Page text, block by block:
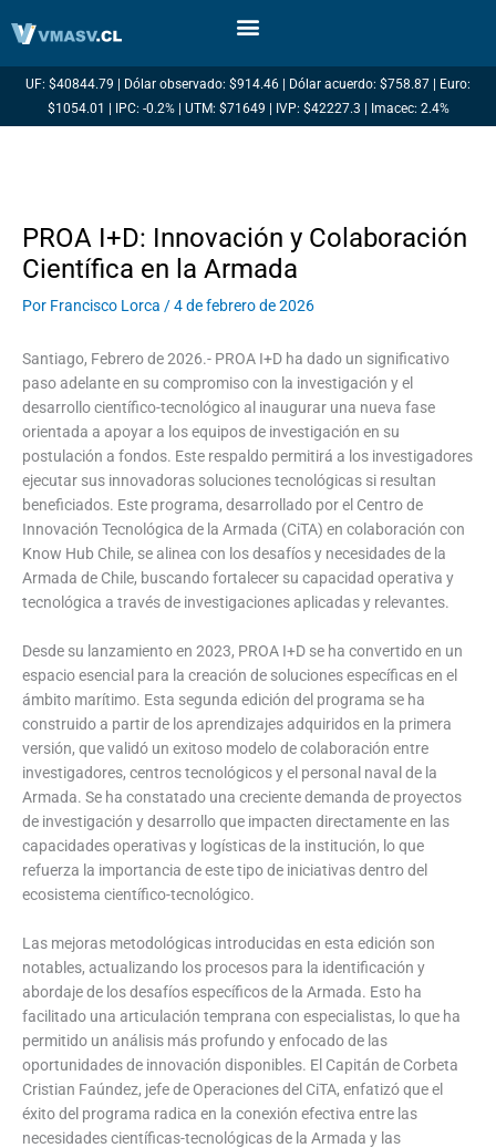
UF: $40844.79 | Dólar observado: $914.46 | Dólar acuerdo: $758.87 | Euro:
$1054.01 | IPC: -0.2% | UTM: $71649 | IVP: $42227.3 | Imacec: 2.4%
PROA I+D: Innovación y Colaboración
Científica en la Armada
Por Francisco Lorca /4 de febrero de 2026
Santiago, Febrero de 2026.- PROA I+D ha dado un significativo
paso adelante en su compromiso con la investigación y el
desarrollo científico-tecnológico al inaugurar una nueva fase
orientada a apoyar a los equipos de investigación en su
postulación a fondos. Este respaldo permitirá a los investigadores
ejecutar sus innovadoras soluciones tecnológicas si resultan
beneficiados. Este programa, desarrollado por el Centro de
Innovación Tecnológica de la Armada (CiTA) en colaboración con
Know Hub Chile, se alinea con los desafíos y necesidades de la
Armada de Chile, buscando fortalecer su capacidad operativa y
tecnológica a través de investigaciones aplicadas y relevantes.
Desde su lanzamiento en 2023, PROA I+D se ha convertido en un
espacio esencial para la creación de soluciones específicas en el
ámbito marítimo. Esta segunda edición del programa se ha
construido a partir de los aprendizajes adquiridos en la primera
versión, que validó un exitoso modelo de colaboración entre
investigadores, centros tecnológicos y el personal naval de la
Armada. Se ha constatado una creciente demanda de proyectos
de investigación y desarrollo que impacten directamente en las
capacidades operativas y logísticas de la institución, lo que
refuerza la importancia de este tipo de iniciativas dentro del
ecosistema científico-tecnológico.
Las mejoras metodológicas introducidas en esta edición son
notables, actualizando los procesos para la identificación y
abordaje de los desafíos específicos de la Armada. Esto ha
facilitado una articulación temprana con especialistas, lo que ha
permitido un análisis más profundo y enfocado de las
oportunidades de innovación disponibles. El Capitán de Corbeta
Cristian Faúndez, jefe de Operaciones del CiTA, enfatizó que el
éxito del programa radica en la conexión efectiva entre las
necesidades científicas-tecnológicas de la Armada y las